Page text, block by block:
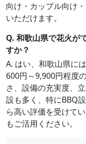
向け・カップル向け
いただけます。
Q. 和歌山県で花火が
すか？
A. はい、和歌山県に
600円～9,900円程度
さ、設備の充実度、
設も多く、特にBBQ
ら高い評価を受けて
もご活用ください。